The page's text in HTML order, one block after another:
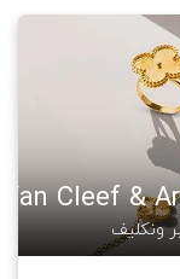
ونکلیف